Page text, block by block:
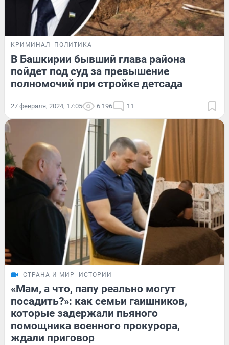
КРИМИНАЛ ПОЛИТИКА
В Башкирии бывший глава района
пойдет под суд за превышение
полномочий при стройке детсада
27 февраля, 2024, 17:05 6 196 11
СТРАНА И МИР ИСТОРИИ
«Мам, а что, папу реально могут
посадить?»: как семьи гаишников,
которые задержали пьяного
помощника военного прокурора,
ждали приговор